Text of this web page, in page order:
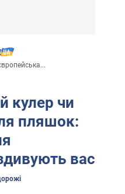
кулер чи
пляшок:
вас